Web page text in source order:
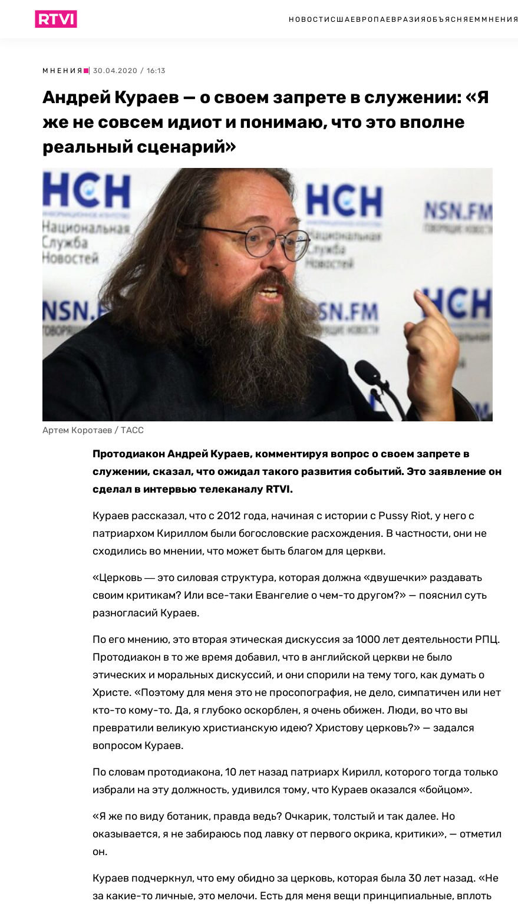
НОВОСТИ США ЕВРОПА ЕВРАЗИЯ ОБЪЯСНЯЕМ МНЕНИЯ
МНЕНИЯ | 30.04.2020 / 16:13
Андрей Кураев — о своем запрете в служении: «Я
же не совсем идиот и понимаю, что это вполне
реальный сценарий»
Артем Коротаев / ТАСС
Протодиакон Андрей Кураев, комментируя вопрос о своем запрете в
служении, сказал, что ожидал такого развития событий. Это заявление он
сделал в интервью телеканалу RTVI.
Кураев рассказал, что с 2012 года, начиная с истории с Pussy Riot, у него с
патриархом Кириллом были богословские расхождения. В частности, они не
сходились во мнении, что может быть благом для церкви.
«Церковь ― это силовая структура, которая должна «двушечки» раздавать
своим критикам? Или все-таки Евангелие о чем-то другом?» — пояснил суть
разногласий Кураев.
По его мнению, это вторая этическая дискуссия за 1000 лет деятельности РПЦ.
Протодиакон в то же время добавил, что в английской церкви не было
этических и моральных дискуссий, и они спорили на тему того, как думать о
Христе. «Поэтому для меня это не просопография, не дело, симпатичен или нет
кто-то кому-то. Да, я глубоко оскорблен, я очень обижен. Люди, во что вы
превратили великую христианскую идею? Христову церковь?» — задался
вопросом Кураев.
По словам протодиакона, 10 лет назад патриарх Кирилл, которого тогда только
избрали на эту должность, удивился тому, что Кураев оказался «бойцом».
«Я же по виду ботаник, правда ведь? Очкарик, толстый и так далее. Но
оказывается, я не забираюсь под лавку от первого окрика, критики», — отметил
он.
Кураев подчеркнул, что ему обидно за церковь, которая была 30 лет назад. «Не
за какие-то личные, это мелочи. Есть для меня вещи принципиальные, вплоть